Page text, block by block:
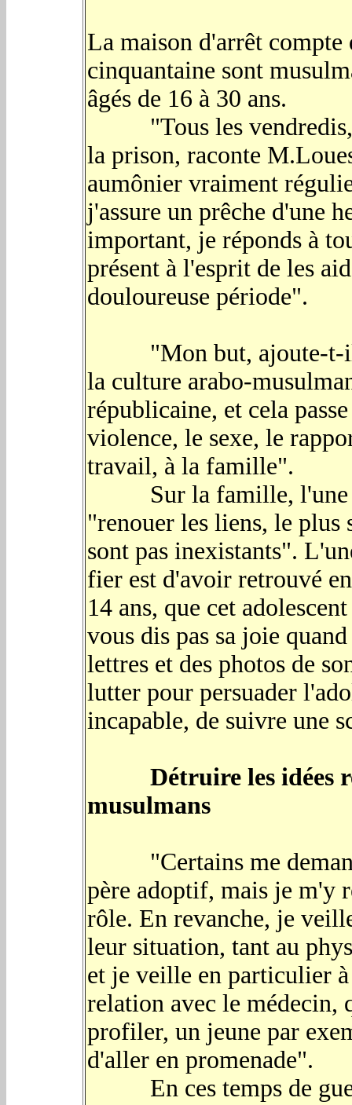
La maison d'arrêt compte
cinquantaine sont
âgés de 16 à 30 ans.
"Tous les vendredis,
la prison, raconte
aumônier vraiment
j'assure un prêche d'une
important, je réponds à
présent à l'esprit de les
douloureuse période".
"Mon but, ajoute-t-il,
la culture arabo-
républicaine, et cela
violence, le sexe, le
travail, à la famille".
Sur la famille, l'une
"renouer les liens, le plus
sont pas inexistants".
fier est d'avoir retrouvé
14 ans, que cet
vous dis pas sa joie
lettres et des photos de
lutter pour persuader
incapable, de suivre une
Détruire les idées
musulmans
"Certains me
père adoptif, mais je m'y
rôle. En revanche, je
leur situation, tant au
et je veille en particulier à
relation avec le médecin,
profiler, un jeune par
d'aller en promenade".
En ces temps de